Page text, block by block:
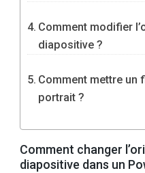
Comment modifier
diapositive ?
Comment mettre un
portrait ?
Comment changer
diapositive dans un